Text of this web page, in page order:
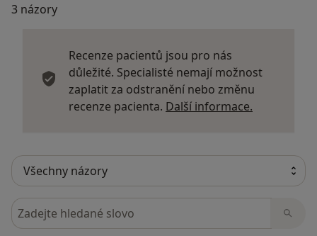
3 názory
Recenze pacientů jsou pro nás
důležité. Specialisté nemají možnost
zaplatit za odstranění nebo změnu
recenze pacienta. Další informace.
Hledejte v názorech